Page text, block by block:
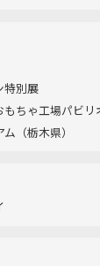
特別展
ちゃ工場パビリ
（栃木県）